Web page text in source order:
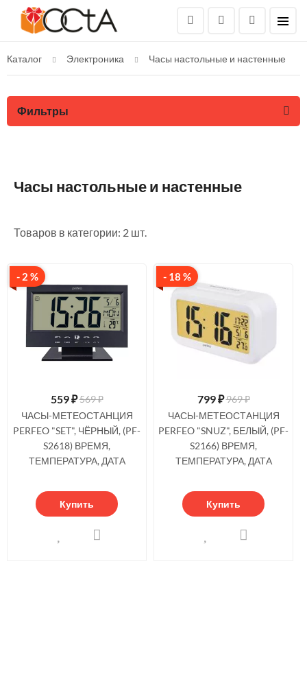
Каталог Электроника Часы настольные и настенные
Фильтры
Часы настольные и настенные
Товаров в категории: 2 шт.
- 2 %
559₽569 ₽
ЧАСЫ-МЕТЕОСТАНЦИЯ
PERFEO "SET", ЧЁРНЫЙ, (PF-
S2618) ВРЕМЯ,
ТЕМПЕРАТУРА, ДАТА
Купить
- 18 %
799₽969 ₽
ЧАСЫ-МЕТЕОСТАНЦИЯ
PERFEO "SNUZ", БЕЛЫЙ, (PF-
S2166) ВРЕМЯ,
ТЕМПЕРАТУРА, ДАТА
Купить